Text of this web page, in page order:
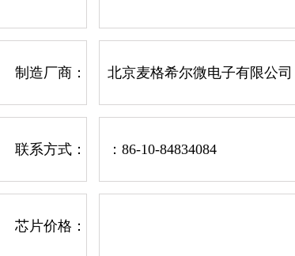
制造厂商： 北京麦格希尔微电子有限公司
联系方式： ：86-10-84834084
芯片价格：